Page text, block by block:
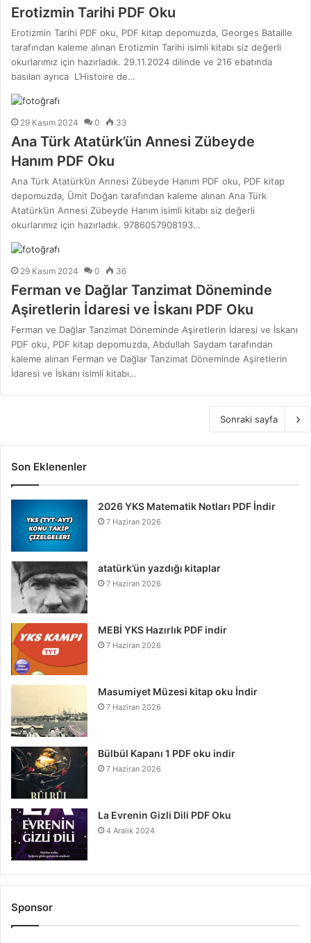
Erotizmin Tarihi PDF Oku
Erotizmin Tarihi PDF oku, PDF kitap depomuzda, Georges Bataille
tarafından kaleme alınan Erotizmin Tarihi isimli kitabı siz değerli
okurlarımız için hazırladık. 29.11.2024 dilinde ve 216 ebatında
basılan ayrıca L’Histoire de…
29 Kasım 2024 0 33
Ana Türk Atatürk’ün Annesi Zübeyde
Hanım PDF Oku
Ana Türk Atatürk’ün Annesi Zübeyde Hanım PDF oku, PDF kitap
depomuzda, Ümit Doğan tarafından kaleme alınan Ana Türk
Atatürk’ün Annesi Zübeyde Hanım isimli kitabı siz değerli
okurlarımız için hazırladık. 9786057908193…
29 Kasım 2024 0 36
Ferman ve Dağlar Tanzimat Döneminde
Aşiretlerin İdaresi ve İskanı PDF Oku
Ferman ve Dağlar Tanzimat Döneminde Aşiretlerin İdaresi ve İskanı
PDF oku, PDF kitap depomuzda, Abdullah Saydam tarafından
kaleme alınan Ferman ve Dağlar Tanzimat Döneminde Aşiretlerin
İdaresi ve İskanı isimli kitabı…
Sonraki sayfa
Son Eklenenler
2026 YKS Matematik Notları PDF İndir
7 Haziran 2026
atatürk’ün yazdığı kitaplar
7 Haziran 2026
MEBİ YKS Hazırlık PDF indir
7 Haziran 2026
Masumiyet Müzesi kitap oku İndir
7 Haziran 2026
Bülbül Kapanı 1 PDF oku indir
7 Haziran 2026
La Evrenin Gizli Dili PDF Oku
4 Aralık 2024
Sponsor